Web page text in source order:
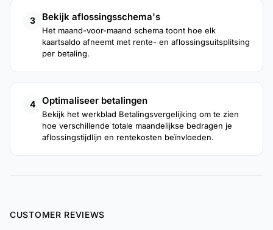
3 Bekijk aflossingsschema's
Het maand-voor-maand schema toont hoe elk
kaartsaldo afneemt met rente- en aflossingsuitsplitsing
per betaling.
4 Optimaliseer betalingen
Bekijk het werkblad Betalingsvergelijking om te zien
hoe verschillende totale maandelijkse bedragen je
aflossingstijdlijn en rentekosten beïnvloeden.
CUSTOMER REVIEWS